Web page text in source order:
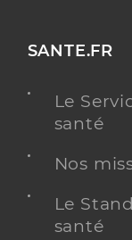
SANTE.FR
Le
santé
Nos
Le
santé